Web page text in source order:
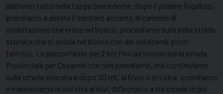
abbiamo fatto nella tappa precedente, dopo il podere Rigalloro,
prendiamo a destra il sentiero accanto al cancello di
un’abitazione che entra nel bosco, procediamo sulla bella strada
sterrata che si snoda nel bosco con dei saliscendi poco
faticosi. La percorriamo per 2 km fino ad incontrare la strada
Provinciale per Capanne che non prendiamo, ma continuiamo
sulla strada sterrata e dopo 20 mt, al bivio a sinistra, scendiamo
e manteniamo la sinistra ai bivi. All’incrocio a tre strade dopo